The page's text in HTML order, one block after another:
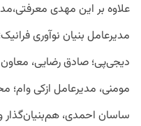
علاوه بر این مهدی
مدیرعامل بنیان نوآوری
دیجی‌پی؛ صادق رضایی،
مومنی، مدیرعامل ازکی وام؛